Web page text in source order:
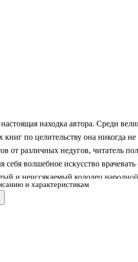
находка автора. Среди
по целительству она никогда не
от различных недугов, читатель
себя волшебное искусство
и неиссякаемый колодец народной
зачерпнул живительной силы
.Для широкого круга читателей. .
и характеристикам